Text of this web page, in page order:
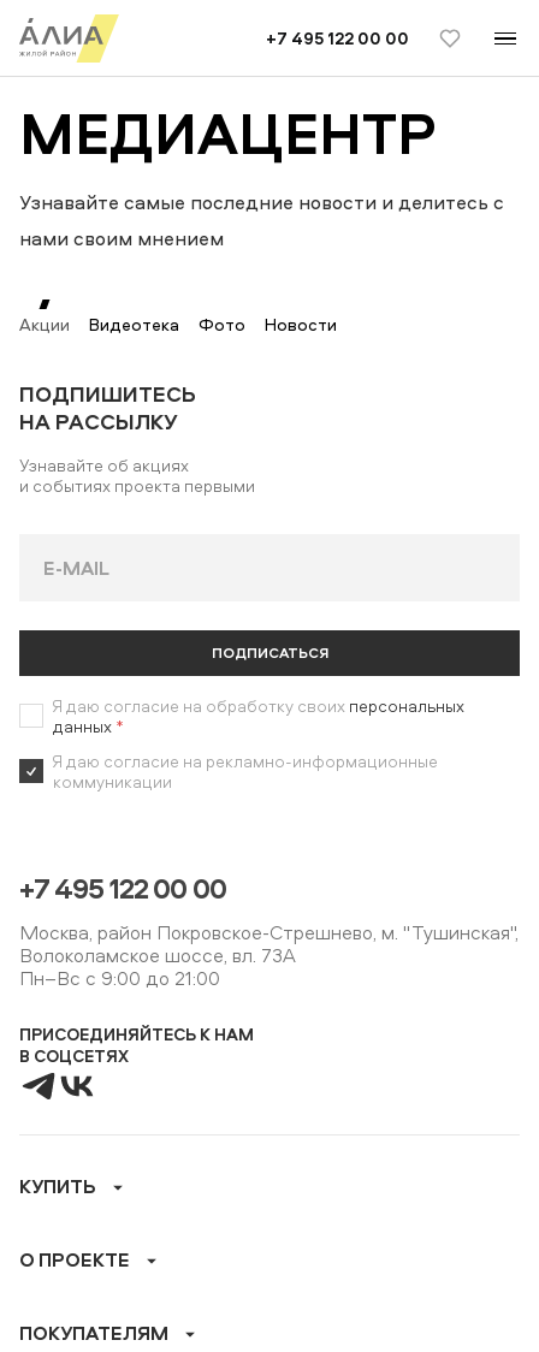
+7 495 122 00 00
TELEGRAM ВКОНТАКТЕ
МЕДИА­ЦЕНТР
Узнавайте самые последние новости и делитесь с
нами своим мнением
Акции Видеотека Фото Новости
ПОДПИШИТЕСЬ
НА РАССЫЛКУ
Узнавайте об акциях
и событиях проекта первыми
ПОДПИСАТЬСЯ
Я даю согласие на обработку своих персональных
данных *
Я даю согласие на рекламно-информационные
коммуникации
+7 495 122 00 00
Москва, район Покровское-Стрешнево, м. "Тушинская",
Волоколамское шоссе, вл. 73А
Пн–Вс с 9:00 до 21:00
ПРИСОЕДИНЯЙТЕСЬ К НАМ
В СОЦСЕТЯХ
КУПИТЬ
О ПРОЕКТЕ
ПОКУПАТЕЛЯМ